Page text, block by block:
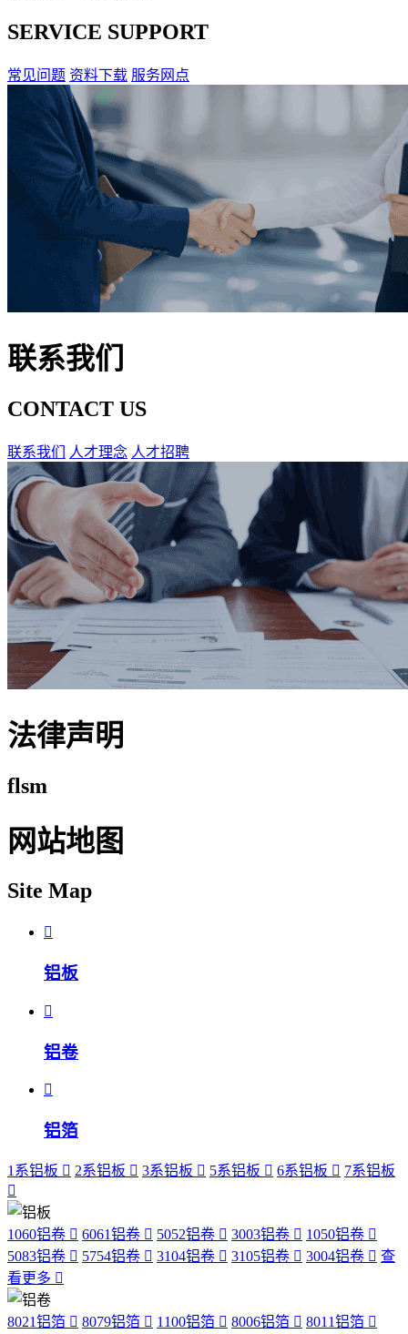
SERVICE SUPPORT
常见问题 资料下载 服务网点
联系我们
CONTACT US
联系我们 人才理念 人才招聘
法律声明
flsm
网站地图
Site Map
铝板
铝卷
铝箔
1系铝板 2系铝板 3系铝板 5系铝板 6系铝板 7系铝板
1060铝卷 6061铝卷 5052铝卷 3003铝卷
1050铝卷
5083铝卷
5754铝卷 3104铝卷 3105铝卷 3004铝卷
查
看更多
8021铝箔 8079铝箔 1100铝箔 8006铝箔 8011铝箔